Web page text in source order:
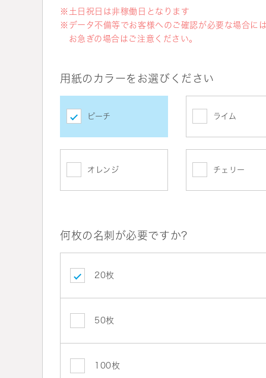
※土日祝日は非稼働日となります
※データ不備等でお客様へのご確認が必要な場合に
お急ぎの場合はご注意ください。
用紙のカラーをお選びください
ピーチ ライム
オレンジ チェリー
何枚の名刺が必要ですか?
20枚
50枚
100枚